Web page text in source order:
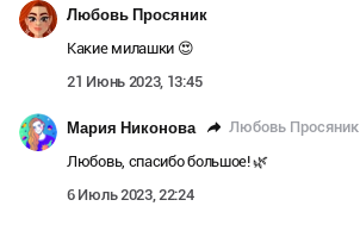
Любовь Просяник
Какие милашки 😍
21 Июнь 2023, 13:45
Мария Никонова Любовь Просяник
Любовь, спасибо большое! 🌿
6 Июль 2023, 22:24